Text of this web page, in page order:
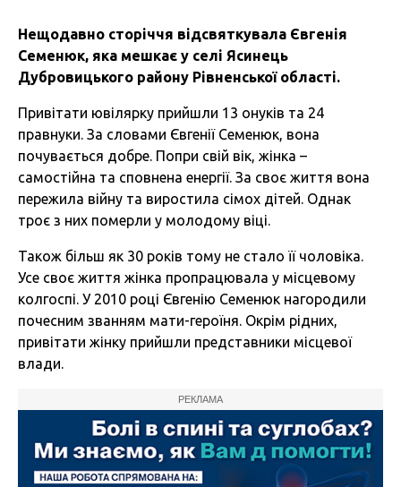
Нещодавно сторіччя відсвяткувала Євгенія
Семенюк, яка мешкає у селі Ясинець
Дубровицького району Рівненської області.
Привітати ювілярку прийшли 13 онуків та 24
правнуки. За словами Євгенії Семенюк, вона
почувається добре. Попри свій вік, жінка –
самостійна та сповнена енергії. За своє життя вона
пережила війну та виростила сімох дітей. Однак
троє з них померли у молодому віці.
Також більш як 30 років тому не стало її чоловіка.
Усе своє життя жінка пропрацювала у місцевому
колгоспі. У 2010 році Євгенію Семенюк нагородили
почесним званням мати-героїня. Окрім рідних,
привітати жінку прийшли представники місцевої
влади.
РЕКЛАМА